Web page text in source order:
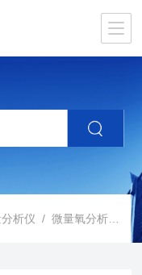
析仪 /微量氧分析仪 /